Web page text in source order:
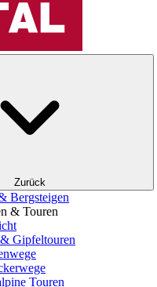
Zurück
Bergsteigen
& Touren
Gipfeltouren
Touren